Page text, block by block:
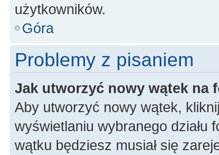
użytkowników.
Góra
Problemy z pisaniem
Jak utworzyć nowy wątek na
Aby utworzyć nowy wątek,
wyświetlaniu wybranego działu
wątku będziesz musiał się